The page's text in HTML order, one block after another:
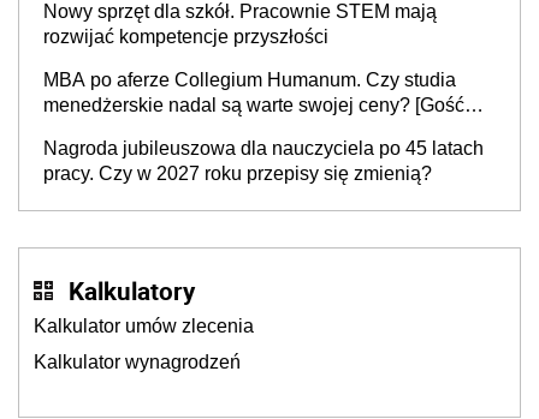
Nowy sprzęt dla szkół. Pracownie STEM mają
rozwijać kompetencje przyszłości
MBA po aferze Collegium Humanum. Czy studia
menedżerskie nadal są warte swojej ceny? [Gość
Nagroda jubileuszowa dla nauczyciela po 45 latach
pracy. Czy w 2027 roku przepisy się zmienią?
Kalkulatory
Kalkulator umów zlecenia
Kalkulator wynagrodzeń